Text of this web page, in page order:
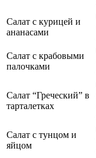
Салат с курицей и
ананасами
Салат с крабовыми
палочками
Салат “Греческий” в
тарталетках
Салат с тунцом и
яйцом